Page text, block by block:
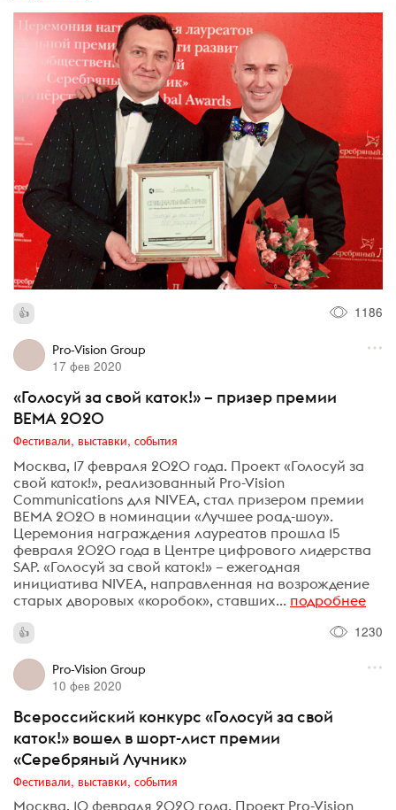
1186
Pro-Vision Group
17 фев 2020
«Голосуй за свой каток!» – призер премии
BEMA 2020
Фестивали, выставки, события
Москва, 17 февраля 2020 года. Проект «Голосуй за
свой каток!», реализованный Pro-Vision
Communications для NIVEA, стал призером премии
BEMA 2020 в номинации «Лучшее роад-шоу».
Церемония награждения лауреатов прошла 15
февраля 2020 года в Центре цифрового лидерства
SAP. «Голосуй за свой каток!» – ежегодная
инициатива NIVEA, направленная на возрождение
старых дворовых «коробок», ставших... подробнее
1230
Pro-Vision Group
10 фев 2020
Всероссийский конкурс «Голосуй за свой
каток!» вошел в шорт-лист премии
«Серебряный Лучник»
Фестивали, выставки, события
Москва, 10 февраля 2020 года. Проект Pro-Vision